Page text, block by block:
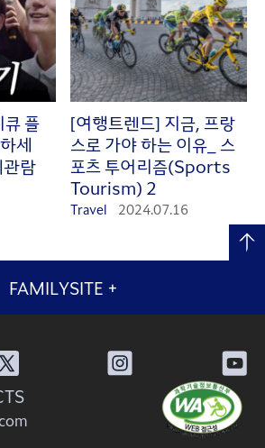
플
세
람
[여행트렌드] 지금, 프랑
스로 가야 하는 이유_ 스
포츠 투어리즘(Sports
Tourism) 2
Travel 2024.07.16
FAMILYSITE +